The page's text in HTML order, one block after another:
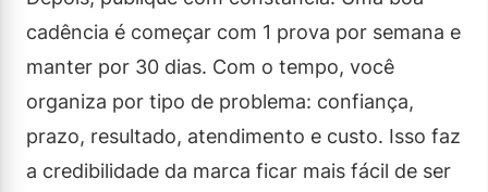
cadência é começar com 1 prova por semana e
manter por 30 dias. Com o tempo, você
organiza por tipo de problema: confiança,
prazo, resultado, atendimento e custo. Isso faz
a credibilidade da marca ficar mais fácil de ser